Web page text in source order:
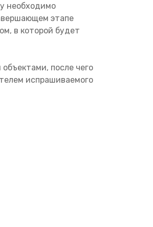
необходимо
этапе
в которой будет
после чего
испрашиваемого